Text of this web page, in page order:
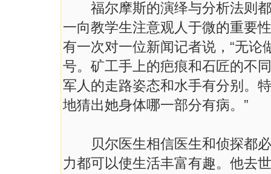
福尔摩斯的演绎与分析法则都
一向教学生注意观人于微的重要
有一次对一位新闻记者说，“无
号。矿工手上的疤痕和石匠的不
军人的走路姿态和水手有分别。
地猜出她身体哪一部分有病。”
贝尔医生相信医生和侦探都必
力都可以使生活丰富有趣。他去